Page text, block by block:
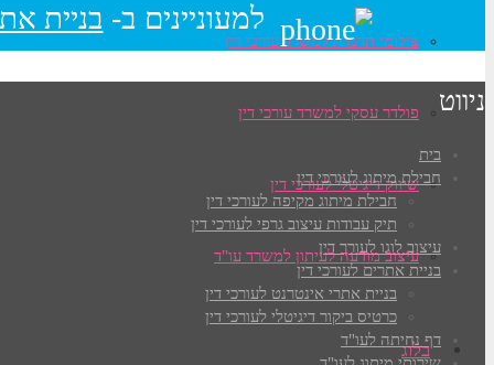
צילומי תדמית למשרד עורכי דין
פולדר עסקי למשרד עורכי דין
שיווק דיגיטלי לעורכי דין
עיצוב מודעה לעיתון למשרד עו"ד
בלוג
למעוניינים ב- בניית
ניווט
בית
חבילת מיתוג לעורכי דין
חבילת מיתוג מקיפה לעורכי דין
תיק עבודות עיצוב גרפי לעורכי דין
עיצוב לוגו לעורך דין
בניית אתרים לעורכי דין
בניית אתרי אינטרנט לעורכי דין
כרטיס ביקור דיגיטלי לעורכי דין
דף נחיתה לעו"ד